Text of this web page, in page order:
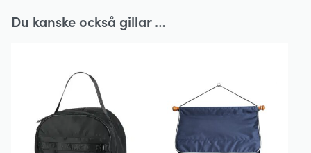
Du kanske också gillar …